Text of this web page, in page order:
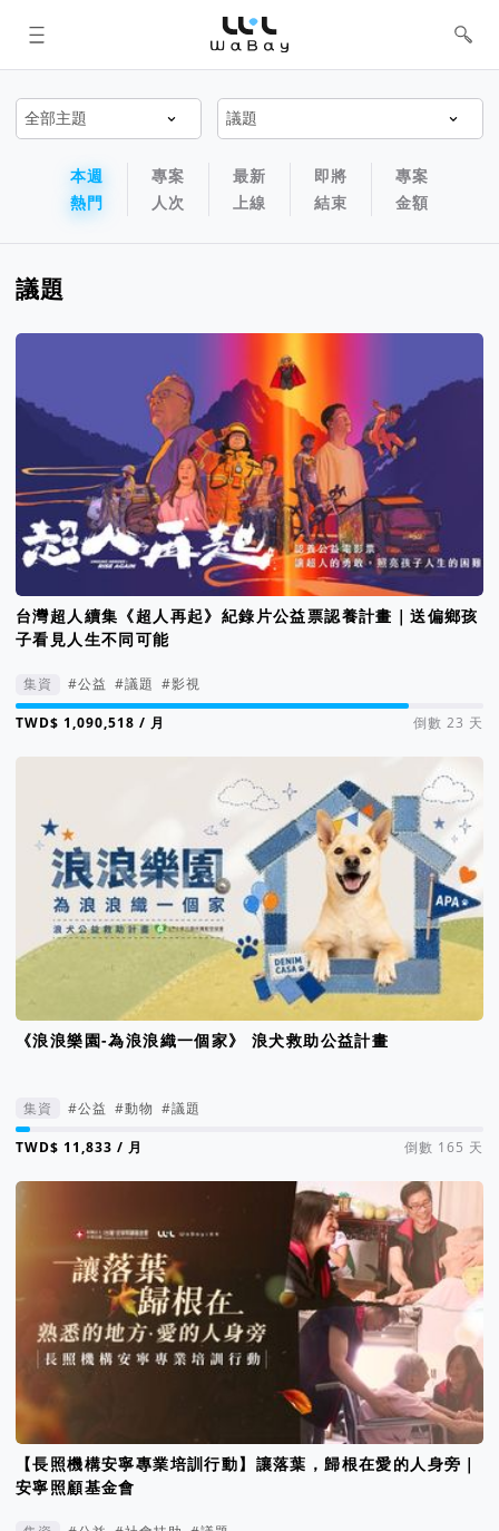
WaBay 挖貝 | 台灣最值得信賴的群眾
集資 / 群眾募資平台
專案排序以及過濾篩選器
專案排序導航欄
本週
熱門
專案
人次
最新
上線
即將
結束
專案
金額
議題
台灣超人續集《超人再起》紀錄片公益票認養計畫｜送偏鄉孩
子看見人生不同可能
集資 #公益 #議題 #影視
集資進度 84%
/ 月 倒數 23 天
《浪浪樂園-為浪浪織一個家》 浪犬救助公益計畫
集資 #公益 #動物 #議題
集資進度 3%
/ 月 倒數 165 天
【長照機構安寧專業培訓行動】讓落葉，歸根在愛的人身旁｜
安寧照顧基金會